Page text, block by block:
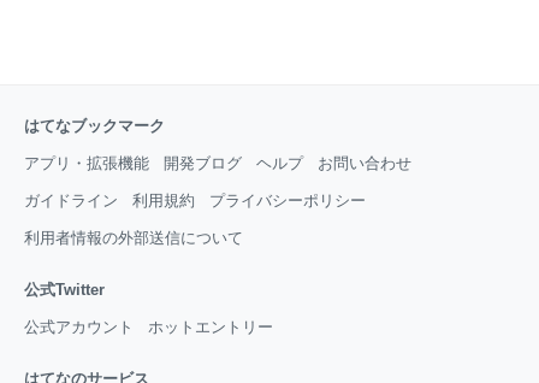
はてなブックマーク
アプリ・拡張機能 開発ブログ ヘルプ お問い合わせ
ガイドライン 利用規約 プライバシーポリシー
利用者情報の外部送信について
公式Twitter
公式アカウント ホットエントリー
はてなのサービス